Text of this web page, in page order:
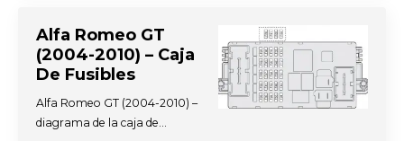
Alfa Romeo GT
(2004-2010) – Caja
De Fusibles
Alfa Romeo GT (2004-2010) –
diagrama de la caja de…